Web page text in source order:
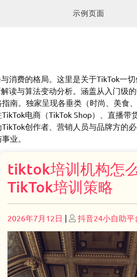
示例页面
消费的格局。这里是关于TikTok一
读与算法变动分析。涵盖从入门级
南。独家呈现各垂类（时尚、美食
电商（TikTok Shop）、直播带
创作者、营销人员与品牌方的
业。
tiktok培训机构怎
TikTok培训策略
Posted
on
2026年7月12日 | Posted
on
抖音24小自助平